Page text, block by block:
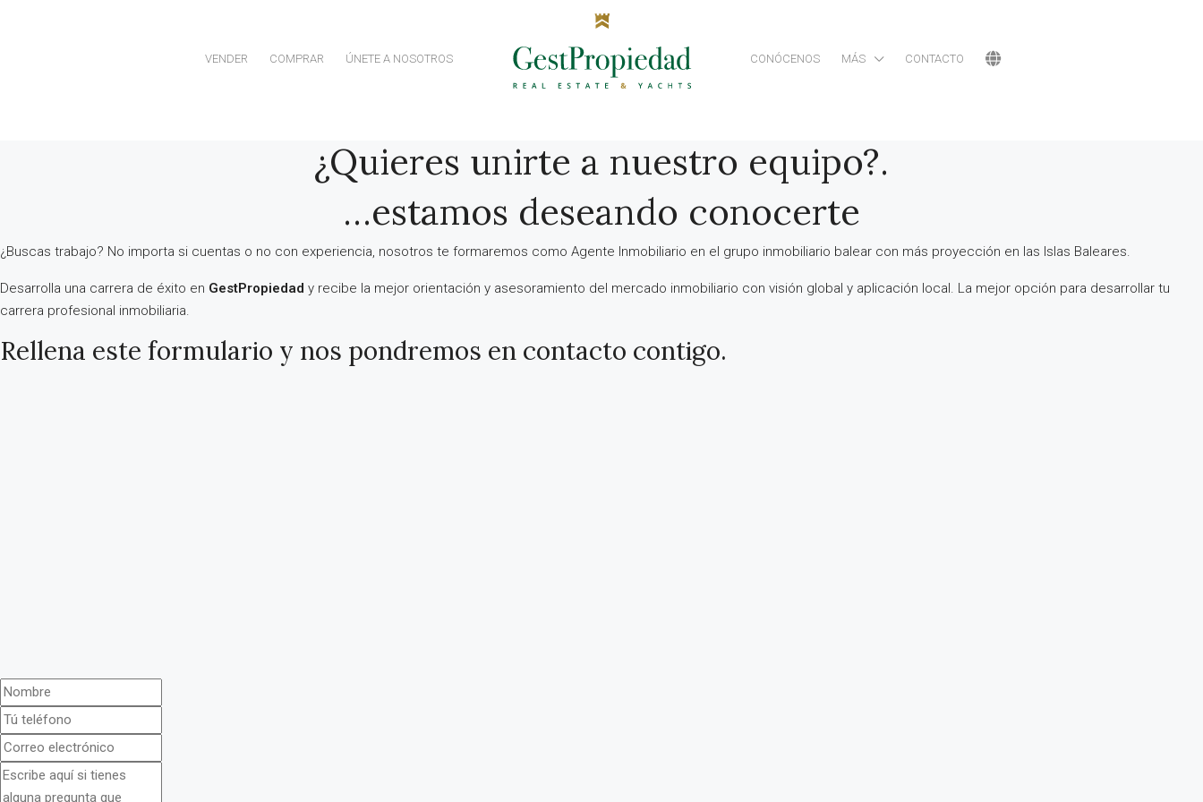
VENDER COMPRAR ÚNETE A NOSOTROS CONÓCENOS MÁS CONTACTO
¿Quieres unirte a nuestro equipo?.
…estamos deseando conocerte
¿Buscas trabajo? No importa si cuentas o no con experiencia, nosotros te formaremos como Agente Inmobiliario en el grupo inmobiliario balear con más proyección en las Islas Baleares.
Desarrolla una carrera de éxito en GestPropiedad y recibe la mejor orientación y asesoramiento del mercado inmobiliario con visión global y aplicación local. La mejor opción para desarrollar tu
carrera profesional inmobiliaria.
Rellena este formulario y nos pondremos en contacto contigo.